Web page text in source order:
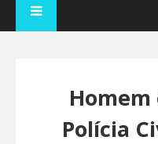
Homem
Polícia